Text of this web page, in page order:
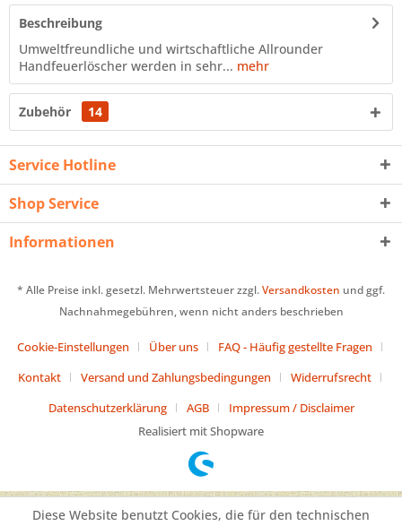
Beschreibung
Umweltfreundliche und wirtschaftliche Allrounder
Handfeuerlöscher werden in sehr... mehr
Zubehör 14
Service Hotline
Shop Service
Informationen
* Alle Preise inkl. gesetzl. Mehrwertsteuer zzgl.Versandkosten und ggf.
Nachnahmegebühren, wenn nicht anders beschrieben
Cookie-Einstellungen Über uns
FAQ - Häufig gestellte Fragen
Kontakt
Versand und Zahlungsbedingungen
Widerrufsrecht
Datenschutzerklärung
AGB
Impressum / Disclaimer
Realisiert mit Shopware
Diese Website benutzt Cookies, die für den technischen